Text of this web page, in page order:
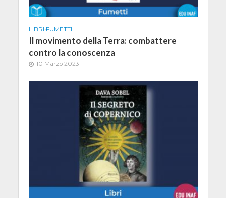
LIBRI•FUMETTI
Il movimento della Terra: combattere
contro la conoscenza
10 Marzo 2023